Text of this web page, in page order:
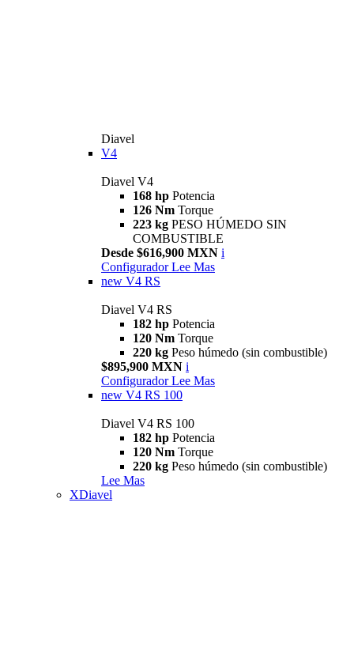
Diavel
V4
Diavel V4
168 hp Potencia
126 Nm Torque
223 kg PESO HÚMEDO SIN
COMBUSTIBLE
Desde $616,900 MXN i
Configurador Lee Mas
new V4 RS
Diavel V4 RS
182 hp Potencia
120 Nm Torque
220 kg Peso húmedo (sin combustible)
$895,900 MXN i
Configurador Lee Mas
new V4 RS 100
Diavel V4 RS 100
182 hp Potencia
120 Nm Torque
220 kg Peso húmedo (sin combustible)
Lee Mas
XDiavel